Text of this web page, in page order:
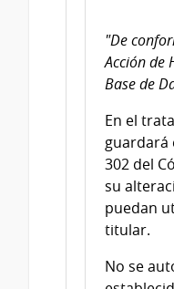
"De
Acción de
Base de
En el
guardará
302 del
su
puedan
titular.
No se